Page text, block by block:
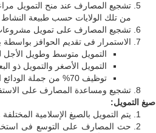
من تلك الولايات حسب طبيعة النشاط
تشجيع المصارف على تمويل مشروعات
الاستمرار فى تقديم الحوافز
التمويل متوسط وطويل الأجل
التمويل الأصغر والتمويل ذو
توظيف 70% من جملة الودائع المستقطبة من الولايات حسب طبيعة النشاط الاقتصادي لكل ولاية.
تشجيع ومساعدة المصارف على
صيغ التمويل:
يتم التمويل بالصيغ الإسلامية
حث المصارف على التوسع فى